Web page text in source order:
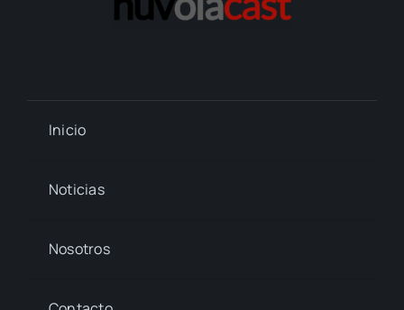
Inicio
Noticias
Nosotros